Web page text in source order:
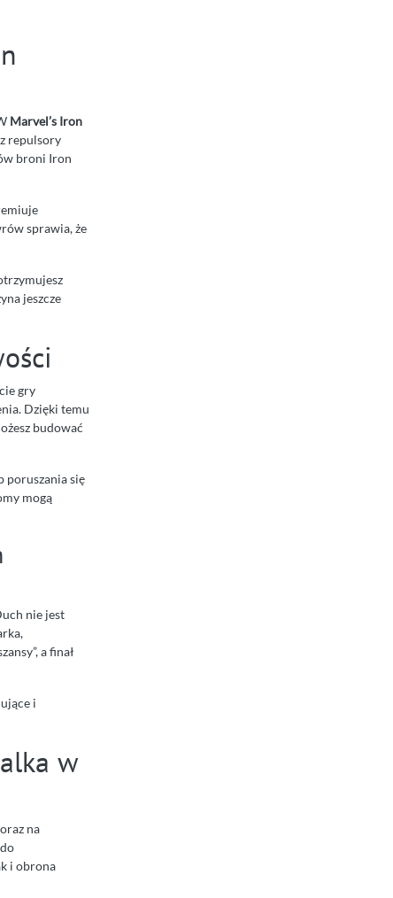
Marvel’s Iron
repulsory
broni Iron
sprawia, że
jeszcze
gry
Dzięki temu
budować
poruszania się
mogą
nie jest
a finał
i
w
na
i obrona